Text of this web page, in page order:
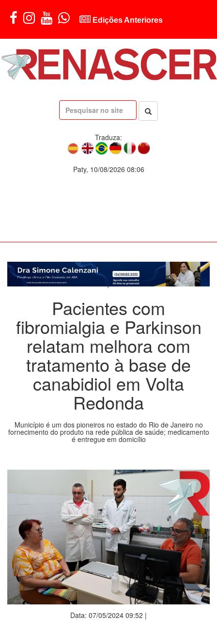
Edições Anteriores
Traduza:
Paty, 10/08/2026 08:06
Pacientes com
fibromialgia e Parkinson
relatam melhora com
tratamento à base de
canabidiol em Volta
Redonda
Município é um dos pioneiros no estado do Rio de Janeiro no
fornecimento do produto na rede pública de saúde; medicamento
é entregue em domicílio
Data: 07/05/2024 09:52 |